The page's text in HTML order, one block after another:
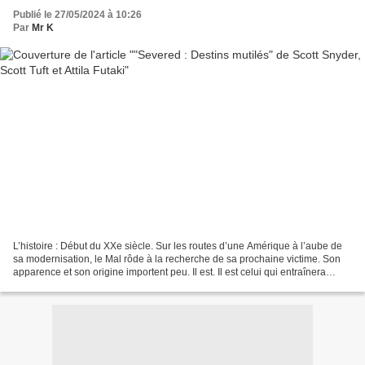
Publié le 27/05/2024 à 10:26
Par Mr K
L’histoire : Début du XXe siècle. Sur les routes d’une Amérique à l’aube de
sa modernisation, le Mal rôde à la recherche de sa prochaine victime. Son
apparence et son origine importent peu. Il est. Il est celui qui entraînera